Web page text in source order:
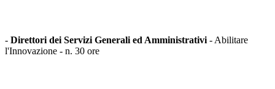
- Direttori dei Servizi Generali ed Amministrativi - Abilitare
l'Innovazione - n. 30 ore